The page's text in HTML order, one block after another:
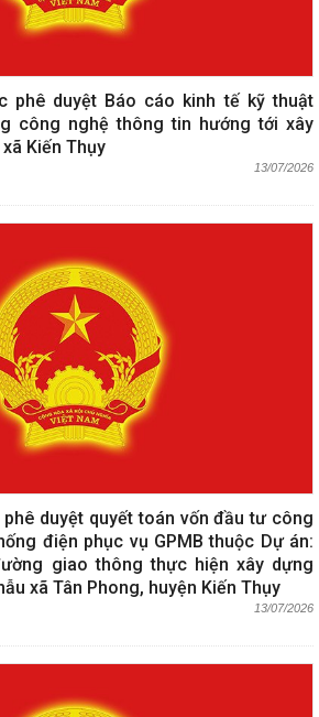
phê duyệt Báo cáo kinh tế kỹ thuật
công nghệ thông tin hướng tới xây
Kiến Thụy
13/07/2026
phê duyệt quyết toán vốn đầu tư công
điện phục vụ GPMB thuộc Dự án:
giao thông thực hiện xây dựng
xã Tân Phong, huyện Kiến Thụy
13/07/2026